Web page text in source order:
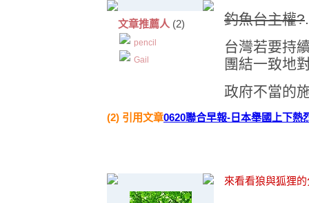
文章推薦人 (2)
pencil
Gail
釣魚台主權?
台灣若要持
團結一致地
政府不當的
(2) 引用文章0620聯合早報-日本舉國上下熱
來看看狼與狐狸